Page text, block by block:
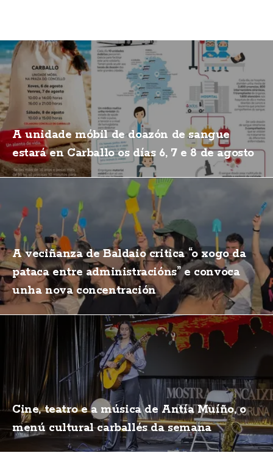
A unidade móbil de doazón de sangue
estará en Carballo os días 6, 7 e 8 de agosto
A veciñanza de Baldaio critica “o xogo da
pataca entre administracións” e convoca
unha nova concentración
Cine, teatro e a música de Antía Muíño, o
menú cultural carballés da semana